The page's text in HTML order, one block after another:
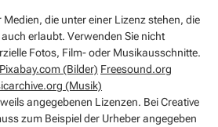
Medien, die unter einer Lizenz stehen, die
erlaubt. Verwenden Sie nicht
Fotos, Film- oder Musikausschnitte.
Pixabay.com (Bilder) Freesound.org
(Musik)
angegebenen Lizenzen. Bei Creative
zum Beispiel der Urheber angegeben